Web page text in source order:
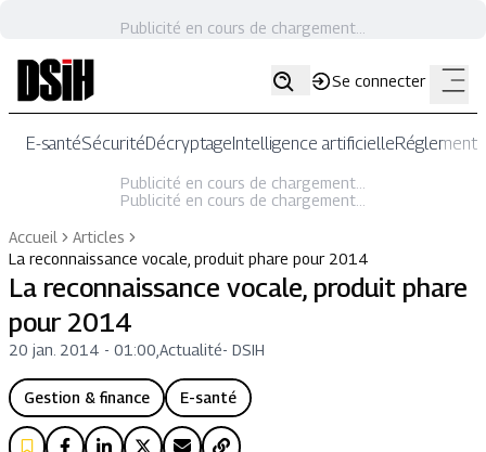
Publicité en cours de chargement...
Se connecter
E-santéSécuritéDécryptageIntelligence artificielle
Publicité en cours de chargement...
Publicité en cours de chargement...
Accueil
Articles
La reconnaissance vocale, produit phare pour 2014
La reconnaissance vocale, produit phare
pour 2014
20 jan. 2014 - 01:00 Actualité- DSIH
Gestion & finance E-santé